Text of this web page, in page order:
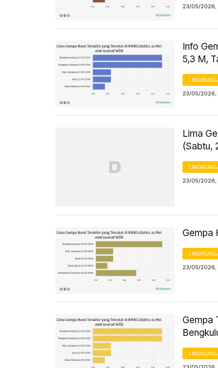
23/05/2026,
Info
5,3 M,
23/05/2026,
Lima
(Sabtu,
23/05/2026,
Gempa
23/05/2026,
Gempa